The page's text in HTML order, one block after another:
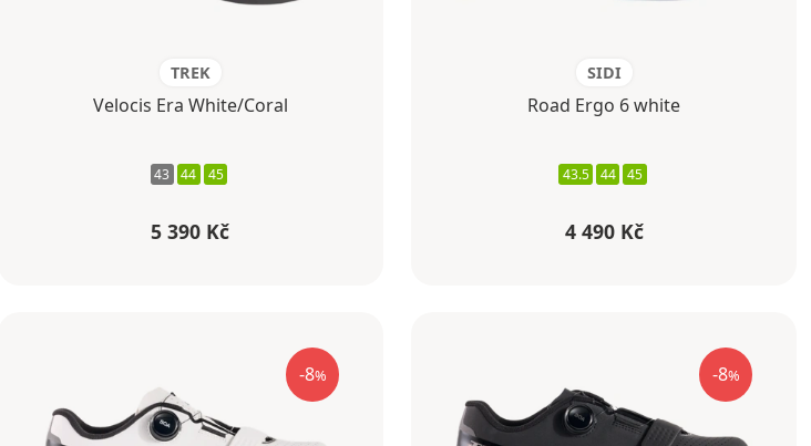
TREK
Velocis Era White/Coral
43 44 45
5 390 Kč
SIDI
Road Ergo 6 white
43.5 44 45
4 490 Kč
-8% -8%